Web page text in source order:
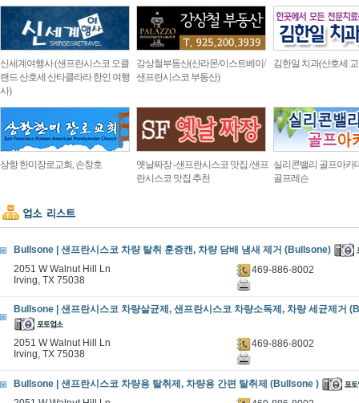
신세계여행사 (샌프란시스코 오클
랜드 산호세 산타클라라 한인 여행
사)
강상철부동산(산라몬/이스트베이/
샌프란시스코 부동산)
김한일 치과(산호세
상항 한미장로교회, 손창호
옛날짜장 -샌프란시스코 맛집 /샌프
란시스코 맛집 추천
실리콘밸리 골프아카
골프레슨
Bullsone | 샌프란시스코 차량 탈취 훈증캔, 차량 담배 냄새 제거 (Bullsone)
2051 W Walnut Hill Ln
Irving, TX 75038
469-886-8002
Bullsone | 샌프란시스코 차량살균제, 샌프란시스코 차량소독제, 차량 세균제거
2051 W Walnut Hill Ln
Irving, TX 75038
469-886-8002
Bullsone | 샌프란시스코 차량용 탈취제, 차량용 간편 탈취제 (Bullsone )